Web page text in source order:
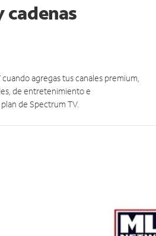
cadenas
agregas tus canales premium,
de entretenimiento e
de Spectrum TV.